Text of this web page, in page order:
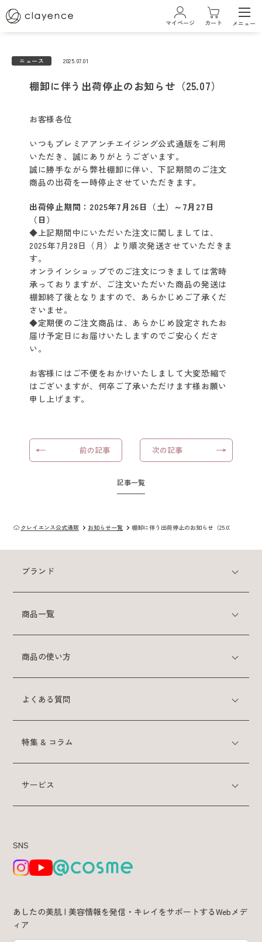
ブランド
ベストコスメ受賞履歴
カラーケアシリーズ
クレイスパ
クイックカラー
クレイスパ
カラートリートメント
カラーケアシャンプー
クレイスパ カラーキープ
クレイスパ
リペアカラーオイル
スカルプケアシリーズ
薬用育毛剤ヘアグロウ
ボリュームケア
ボリュームケア
商品の使い方
よくある質問
あしたの美肌 | 美容情報を発信・キレイをサポートするWebメデ
ィア
マイページ カート メニュー
ニュース 2025.07.01
棚卸に伴う出荷停止のお知らせ（25.07）
お客様各位
いつもプレミアアンチエイジング公式通販をご利用
いただき、誠にありがとうございます。
誠に勝手ながら弊社棚卸に伴い、下記期間のご注文
商品の出荷を一時停止させていただきます。
出荷停止期間：2025年7月26日（土）～7月27日
（日）
◆上記期間中にいただいた注文に関しましては、
2025年7月28日（月）より順次発送させていただきま
す。
オンラインショップでのご注文につきましては常時
承っておりますが、ご注文いただいた商品の発送は
棚卸終了後となりますので、あらかじめご了承くだ
さいませ。
◆定期便のご注文商品は、あらかじめ設定されたお
届け予定日にお届けいたしますのでご安心くださ
い。
お客様にはご不便をおかけいたしまして大変恐縮で
はございますが、何卒ご了承いただけます様お願い
申し上げます。
前の記事
記事一覧
次の記事
クレイエンス公式通販 お知らせ一覧 棚卸に伴う出荷停止のお知らせ（25.07）
ブランド
商品一覧
商品の使い方
よくある質問
特集 & コラム
サービス
SNS
あしたの美肌 | 美容情報を発信・キレイをサポートするWebメデ
ィア